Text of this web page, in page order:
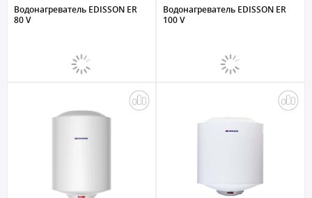
Водонагреватель EDISSON ER
80 V
Водонагреватель EDISSON ER
100 V